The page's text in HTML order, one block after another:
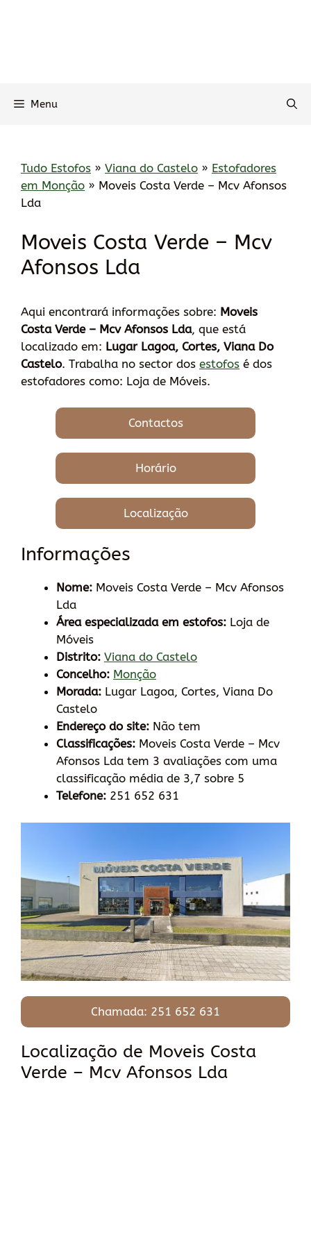
Menu
Tudo Estofos » Viana do Castelo » Estofadores
em Monção » Moveis Costa Verde – Mcv Afonsos
Lda
Moveis Costa Verde – Mcv
Afonsos Lda
Aqui encontrará informações sobre: Moveis
Costa Verde – Mcv Afonsos Lda, que está
localizado em: Lugar Lagoa, Cortes, Viana Do
Castelo. Trabalha no sector dos estofos é dos
estofadores como: Loja de Móveis.
Contactos
Horário
Localização
Informações
Nome: Moveis Costa Verde – Mcv Afonsos
Lda
Área especializada em estofos: Loja de
Móveis
Distrito: Viana do Castelo
Concelho: Monção
Morada: Lugar Lagoa, Cortes, Viana Do
Castelo
Endereço do site: Não tem
Classificações: Moveis Costa Verde – Mcv
Afonsos Lda tem 3 avaliações com uma
classificação média de 3,7 sobre 5
Telefone: 251 652 631
Chamada: 251 652 631
Localização de Moveis Costa
Verde – Mcv Afonsos Lda